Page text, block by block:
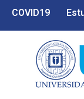
COVID19